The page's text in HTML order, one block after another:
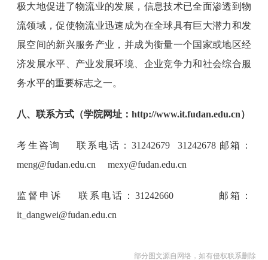
极大地促进了物流业的发展，信息技术已全面渗透到物
流领域，促使物流业迅速成为在全球具有巨大潜力和发
展空间的新兴服务产业，并成为衡量一个国家或地区经
济发展水平、产业发展环境、企业竞争力和社会综合服
务水平的重要标志之一。
八、联系方式（学院网址：http://www.it.fudan.edu.cn）
考生咨询 联系电话：31242679 31242678 邮箱：
meng@fudan.edu.cn mexy@fudan.edu.cn
监督申诉 联系电话：31242660 邮箱：
it_dangwei@fudan.edu.cn
部分图文源自网络，如有侵权联系删除